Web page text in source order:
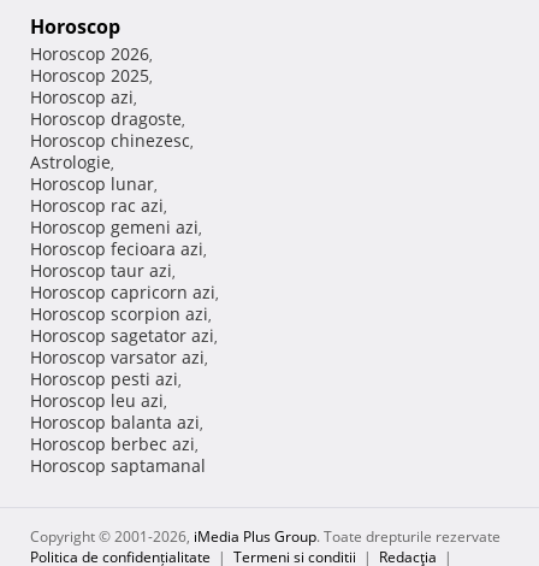
Horoscop
Horoscop 2026,
Horoscop 2025,
Horoscop azi,
Horoscop dragoste,
Horoscop chinezesc,
Astrologie,
Horoscop lunar,
Horoscop rac azi,
Horoscop gemeni azi,
Horoscop fecioara azi,
Horoscop taur azi,
Horoscop capricorn azi,
Horoscop scorpion azi,
Horoscop sagetator azi,
Horoscop varsator azi,
Horoscop pesti azi,
Horoscop leu azi,
Horoscop balanta azi,
Horoscop berbec azi,
Horoscop saptamanal
Copyright © 2001-2026, iMedia Plus Group. Toate drepturile rezervate
Politica de confidențialitate | Termeni si conditii | Redacţia |